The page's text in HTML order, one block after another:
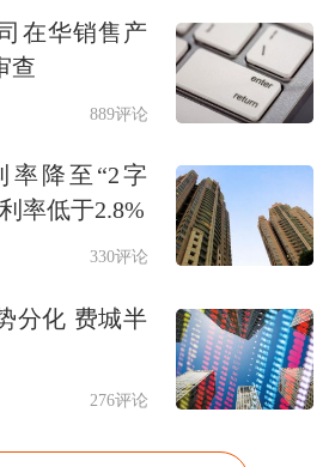
彦宏首次高调宣称百度
人工智能公司，百度已在
跑了近十年。
业务的扩张背后，伴随
产业务的持续“抽血”，
牢牢卡在百度的利润表
在华销售产
查
889评论
率降至“2字
率低于2.8%
330评论
分化 费城半
276评论